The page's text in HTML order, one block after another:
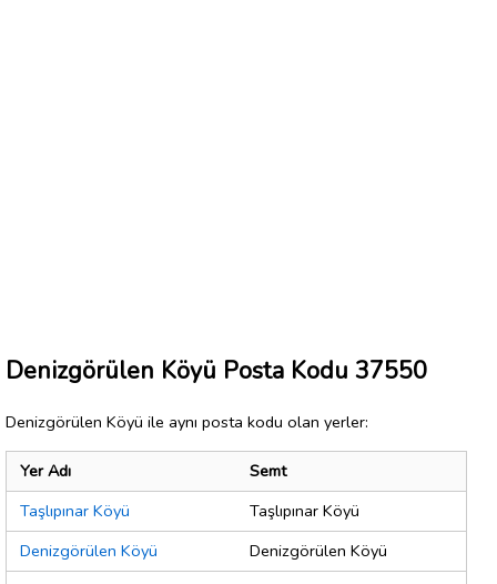
Denizgörülen Köyü Posta Kodu 37550
Denizgörülen Köyü ile aynı posta kodu olan yerler:
Yer Adı
Semt
Taşlıpınar Köyü
Taşlıpınar Köyü
Denizgörülen Köyü
Denizgörülen Köyü